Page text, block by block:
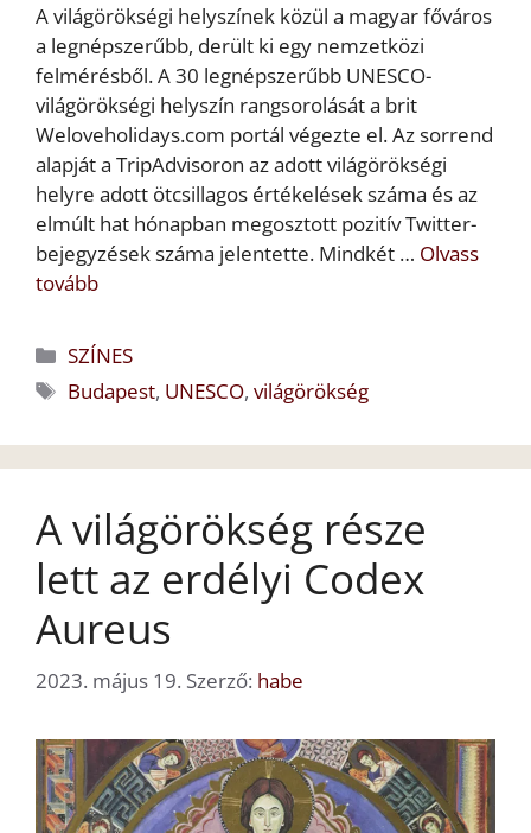
A világörökségi helyszínek közül a magyar főváros
a legnépszerűbb, derült ki egy nemzetközi
felmérésből. A 30 legnépszerűbb UNESCO-
világörökségi helyszín rangsorolását a brit
Weloveholidays.com portál végezte el. Az sorrend
alapját a TripAdvisoron az adott világörökségi
helyre adott ötcsillagos értékelések száma és az
elmúlt hat hónapban megosztott pozitív Twitter-
bejegyzések száma jelentette. Mindkét … Olvass
tovább
Kategória
SZÍNES
Címkék
Budapest, UNESCO,világörökség
A világörökség része
lett az erdélyi Codex
Aureus
2023. május 19. Szerző: habe